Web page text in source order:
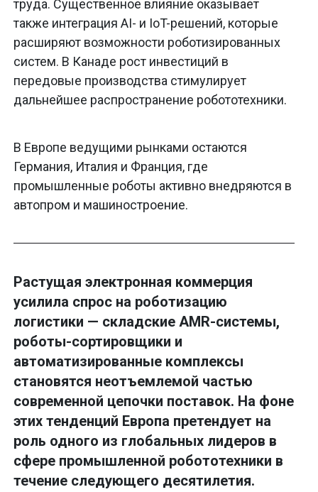
труда. Существенное влияние оказывает
также интеграция AI- и IoT-решений, которые
расширяют возможности роботизированных
систем. В Канаде рост инвестиций в
передовые производства стимулирует
дальнейшее распространение робототехники.
В Европе ведущими рынками остаются
Германия, Италия и Франция, где
промышленные роботы активно внедряются в
автопром и машиностроение.
Растущая электронная коммерция
усилила спрос на роботизацию
логистики — складские AMR-системы,
роботы-сортировщики и
автоматизированные комплексы
становятся неотъемлемой частью
современной цепочки поставок. На фоне
этих тенденций Европа претендует на
роль одного из глобальных лидеров в
сфере промышленной робототехники в
течение следующего десятилетия.